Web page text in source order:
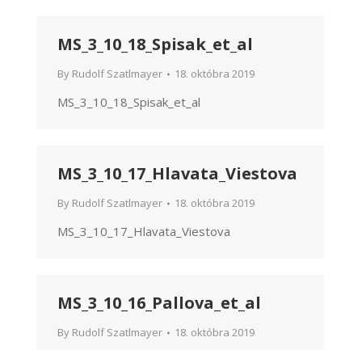
MS_3_10_18_Spisak_et_al
By Rudolf Szatlmayer 18. októbra 2019
MS_3_10_18_Spisak_et_al
MS_3_10_17_Hlavata_Viestova
By Rudolf Szatlmayer 18. októbra 2019
MS_3_10_17_Hlavata_Viestova
MS_3_10_16_Pallova_et_al
By Rudolf Szatlmayer 18. októbra 2019